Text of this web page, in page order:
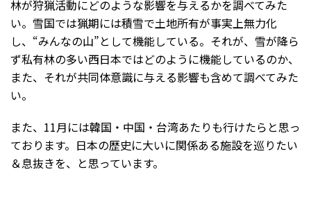
林が狩猟活動にどのような影響を与えるかを調べてみた
い。雪国では猟期には積雪で土地所有が事実上無力化
し、“みんなの山”として機能している。それが、雪が降ら
ず私有林の多い西日本ではどのように機能しているのか、
また、それが共同体意識に与える影響も含めて調べてみた
い。
また、11月には韓国・中国・台湾あたりも行けたらと思っ
ております。日本の歴史に大いに関係ある施設を巡りたい
＆息抜きを、と思っています。